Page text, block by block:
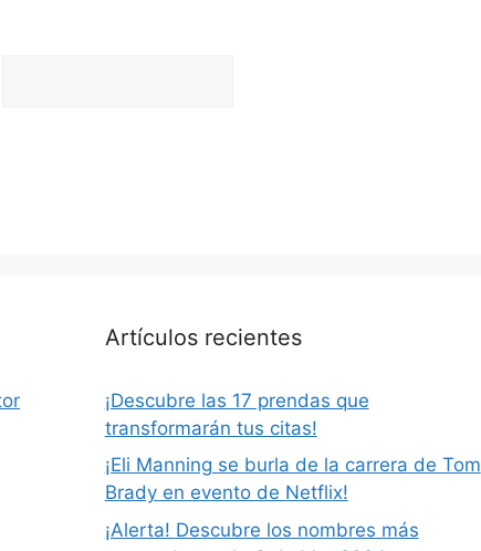
Artículos recientes
¡Descubre las 17 prendas que
transformarán tus citas!
¡Eli Manning se burla de la carrera de Tom
Brady en evento de Netflix!
¡Alerta! Descubre los nombres más